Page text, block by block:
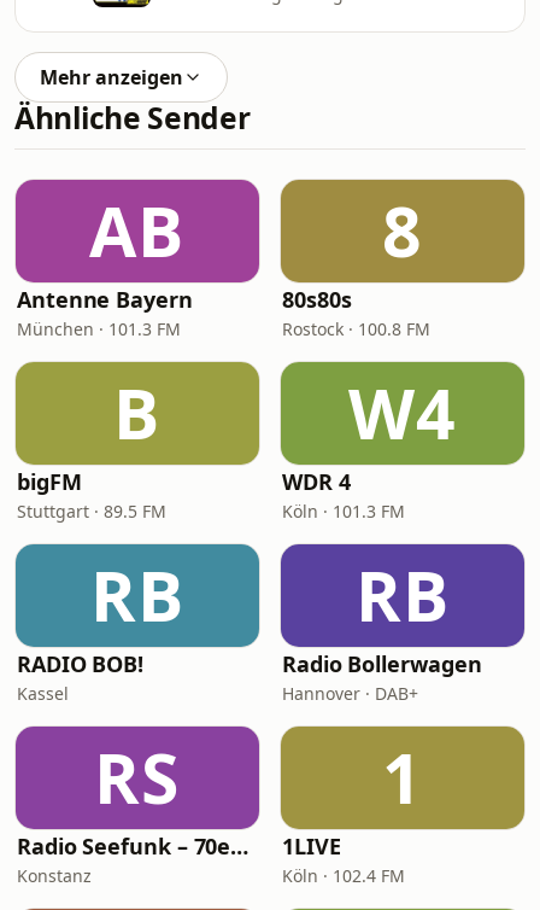
Mehr anzeigen
Ähnliche Sender
AB
Antenne Bayern
München · 101.3 FM
8
80s80s
Rostock · 100.8 FM
B
bigFM
Stuttgart · 89.5 FM
W4
WDR 4
Köln · 101.3 FM
RB
RADIO BOB!
Kassel
RB
Radio Bollerwagen
Hannover · DAB+
RS
Radio Seefunk – 70er pur
Konstanz
1
1LIVE
Köln · 102.4 FM